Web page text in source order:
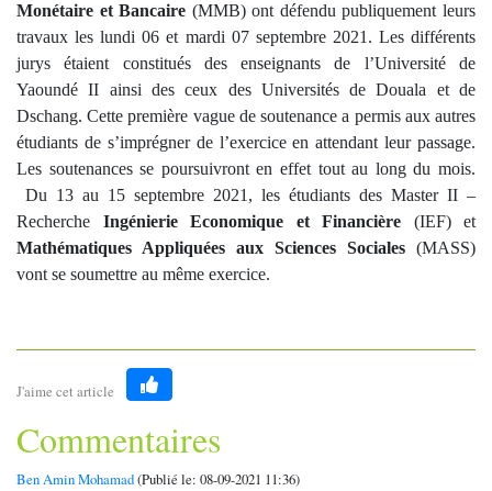
Monétaire et Bancaire (MMB) ont défendu publiquement leurs
travaux les lundi 06 et mardi 07 septembre 2021. Les différents
jurys étaient constitués des enseignants de l’Université de
Yaoundé II ainsi des ceux des Universités de Douala et de
Dschang. Cette première vague de soutenance a permis aux autres
étudiants de s’imprégner de l’exercice en attendant leur passage.
Les soutenances se poursuivront en effet tout au long du mois.
Du 13 au 15 septembre 2021, les étudiants des Master II –
Recherche Ingénierie Economique et Financière (IEF) et
Mathématiques Appliquées aux Sciences Sociales (MASS)
vont se soumettre au même exercice.
J'aime cet article
Like
Commentaires
Ben Amin Mohamad(Publié le: 08-09-2021 11:36)